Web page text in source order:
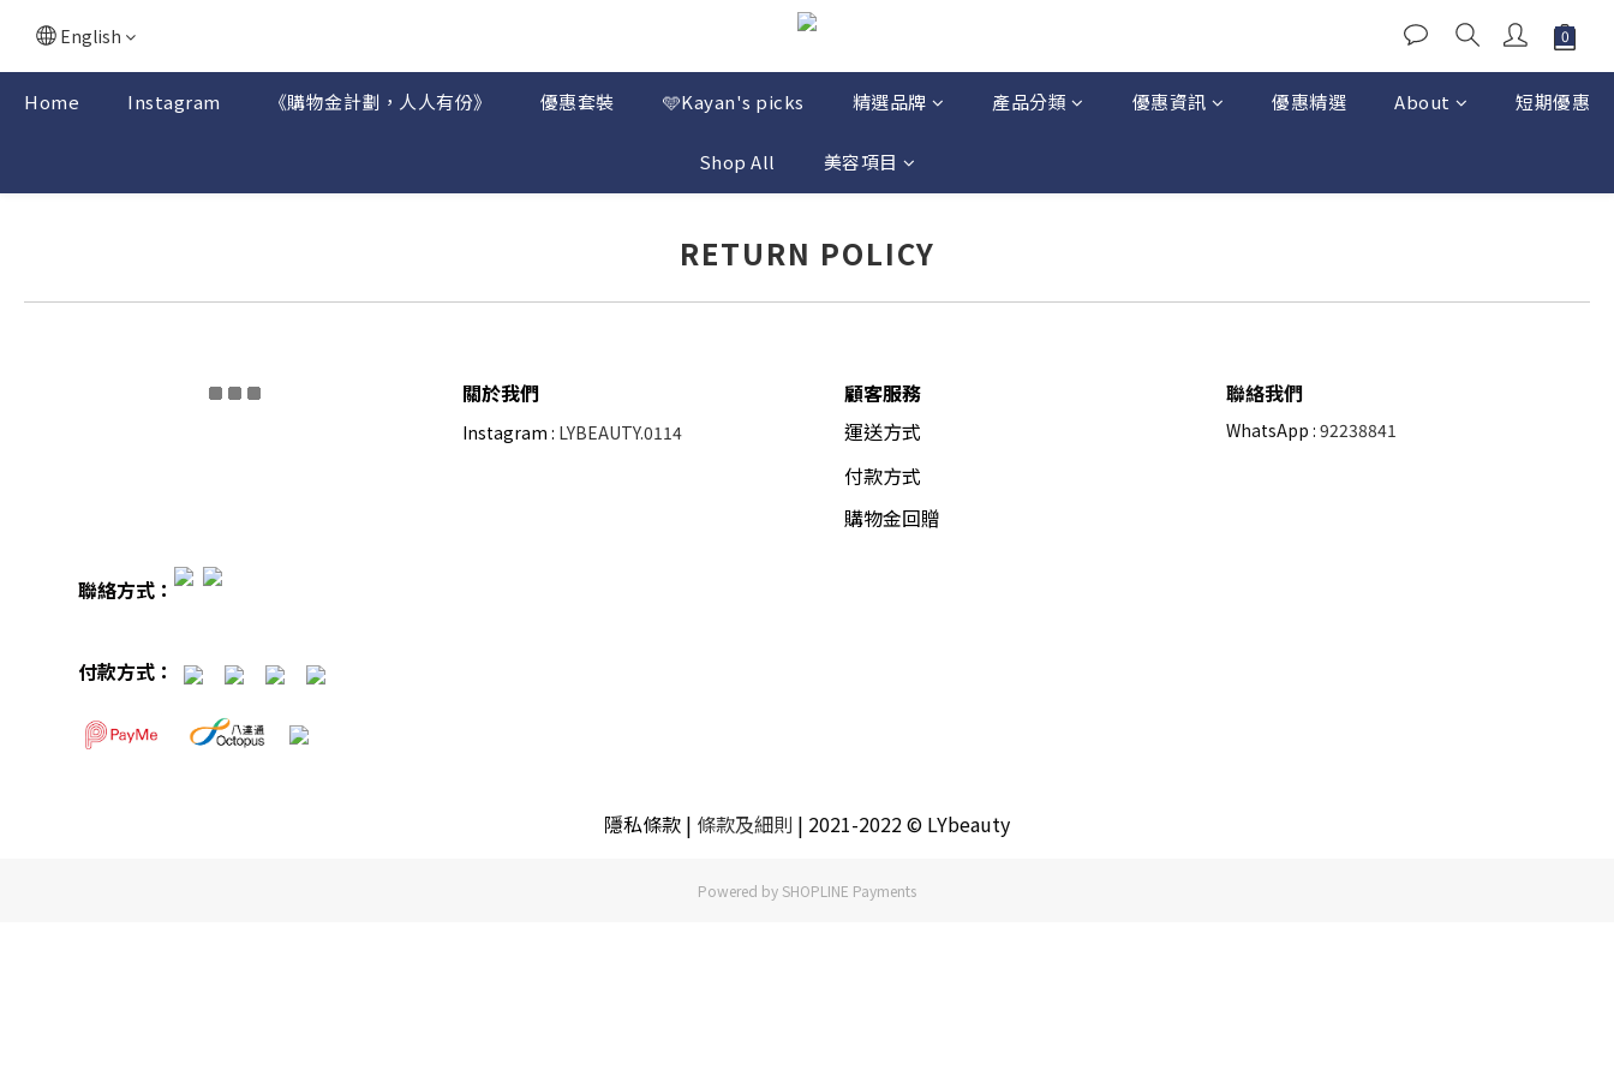
English
Home Instagram 《購物金計劃，人人有份》 優惠套裝 🩵Kayan's picks 精選品牌 產品分類 優惠資訊 優惠精選 About 短期優惠
Shop All 美容項目
RETURN POLICY
關於我們
Instagram : LYBEAUTY.0114
顧客服務
運送方式
付款方式
購物金回贈
聯絡我們
WhatsApp : 92238841
聯絡方式：
付款方式：
隱私條款 | 條款及細則 | 2021-2022 © LYbeauty
Powered by SHOPLINE Payments